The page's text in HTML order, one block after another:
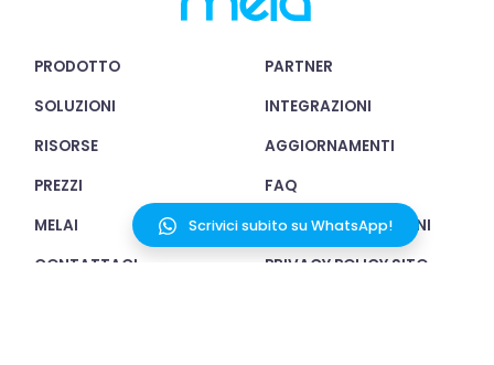
PRODOTTO
SOLUZIONI
RISORSE
PREZZI
MELAI
CONTATTACI
PARTNER
INTEGRAZIONI
AGGIORNAMENTI
FAQ
TERMINI E CONDIZIONI
PRIVACY POLICY SITO
Scrivici subito su WhatsApp!